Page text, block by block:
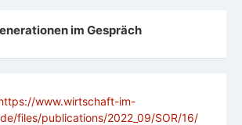
im Gespräch
www.wirtschaft-im-
files/publications/2022_09/SOR/16/